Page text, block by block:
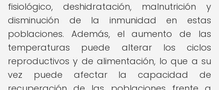
fisiológico, deshidratación, malnutrición y
disminución de la inmunidad en estas
poblaciones. Además, el aumento de las
temperaturas puede alterar los ciclos
reproductivos y de alimentación, lo que a su
vez puede afectar la capacidad de